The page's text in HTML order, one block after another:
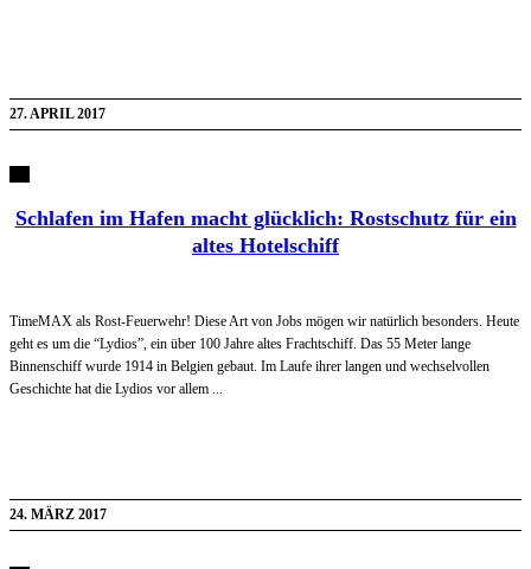
27. APRIL 2017
Schlafen im Hafen macht glücklich: Rostschutz für ein
altes Hotelschiff
TimeMAX als Rost-Feuerwehr! Diese Art von Jobs mögen wir natürlich besonders. Heute
geht es um die “Lydios”, ein über 100 Jahre altes Frachtschiff. Das 55 Meter lange
Binnenschiff wurde 1914 in Belgien gebaut. Im Laufe ihrer langen und wechselvollen
Geschichte hat die Lydios vor allem ...
24. MÄRZ 2017